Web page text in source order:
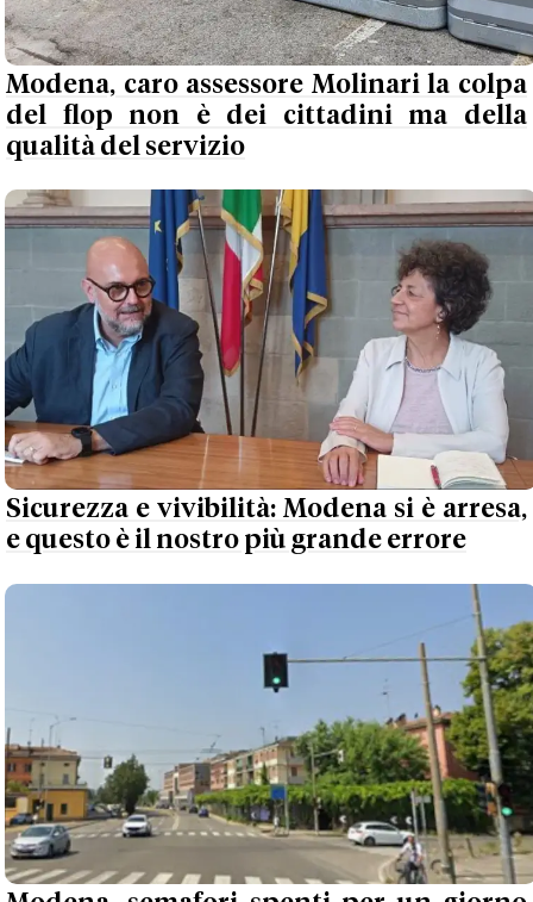
Modena, caro assessore Molinari la colpa
del flop non è dei cittadini ma della
qualità del servizio
Sicurezza e vivibilità: Modena si è arresa,
e questo è il nostro più grande errore